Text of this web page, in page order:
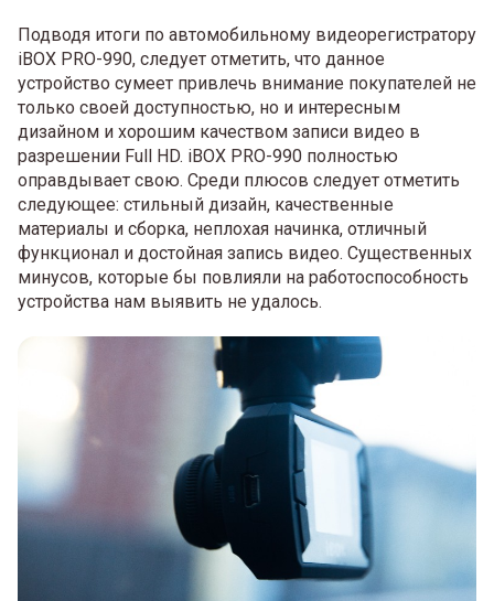
Подводя итоги по автомобильному видеорегистратору
iBOX PRO-990, следует отметить, что данное
устройство сумеет привлечь внимание покупателей не
только своей доступностью, но и интересным
дизайном и хорошим качеством записи видео в
разрешении Full HD. iBOX PRO-990 полностью
оправдывает свою. Среди плюсов следует отметить
следующее: стильный дизайн, качественные
материалы и сборка, неплохая начинка, отличный
функционал и достойная запись видео. Существенных
минусов, которые бы повлияли на работоспособность
устройства нам выявить не удалось.